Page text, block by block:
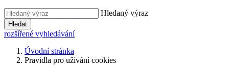
Hledaný výraz
Hledat
rozšířené vyhledávání
Úvodní stránka
Pravidla pro užívání cookies